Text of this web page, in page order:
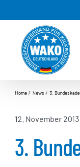
springen
Home News 3.
12. November 2013
3.